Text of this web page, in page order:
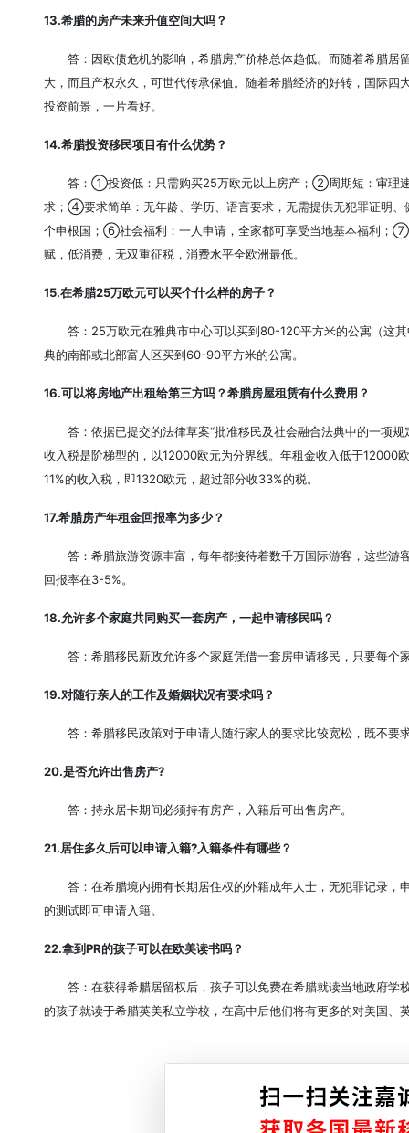
13.希腊的房产未来升值空间大吗？
答：因欧债危机的影响，希腊房产价格总体趋低。而随着希腊
大，而且产权永久，可世代传承保值。随着希腊经济的好转，国际四
投资前景，一片看好。
14.希腊投资移民项目有什么优势？
答：①投资低：只需购买25万欧元以上房产；②周期短：审理
求；④要求简单：无年龄、学历、语言要求，无需提供无犯罪证明
个申根国；⑥社会福利：一人申请，全家都可享受当地基本福利；
赋，低消费，无双重征税，消费水平全欧洲最低。
15.在希腊25万欧元可以买个什么样的房子？
答：25万欧元在雅典市中心可以买到80-120平方米的公寓（这
典的南部或北部富人区买到60-90平方米的公寓。
16.可以将房地产出租给第三方吗？希腊房屋租赁有什么费用？
答：依据已提交的法律草案“批准移民及社会融合法典中的一项
收入税是阶梯型的，以12000欧元为分界线。年租金收入低于12000
11%的收入税，即1320欧元，超过部分收33%的税。
17.希腊房产年租金回报率为多少？
答：希腊旅游资源丰富，每年都接待着数千万国际游客，这些
回报率在3-5%。
18.允许多个家庭共同购买一套房产，一起申请移民吗？
答：希腊移民新政允许多个家庭凭借一套房申请移民，只要每个
19.对随行亲人的工作及婚姻状况有要求吗？
答：希腊移民政策对于申请人随行家人的要求比较宽松，既不
20.是否允许出售房产?
答：持永居卡期间必须持有房产，入籍后可出售房产。
21.居住多久后可以申请入籍?入籍条件有哪些？
答：在希腊境内拥有长期居住权的外籍成年人士，无犯罪记录
的测试即可申请入籍。
22.拿到PR的孩子可以在欧美读书吗？
答：在获得希腊居留权后，孩子可以免费在希腊就读当地政府
的孩子就读于希腊英美私立学校，在高中后他们将有更多的对美国、